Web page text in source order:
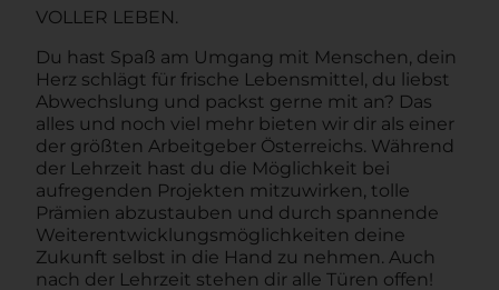
VOLLER LEBEN.
Du hast Spaß am Umgang mit Menschen, dein
Herz schlägt für frische Lebensmittel, du liebst
Abwechslung und packst gerne mit an? Das
alles und noch viel mehr bieten wir dir als einer
der größten Arbeitgeber Österreichs. Während
der Lehrzeit hast du die Möglichkeit bei
aufregenden Projekten mitzuwirken, tolle
Prämien abzustauben und durch spannende
Weiterentwicklungsmöglichkeiten deine
Zukunft selbst in die Hand zu nehmen. Auch
nach der Lehrzeit stehen dir alle Türen offen!